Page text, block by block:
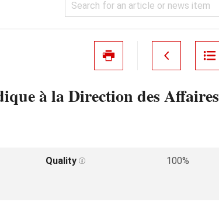
à la Direction des Affaires
Quality
100%